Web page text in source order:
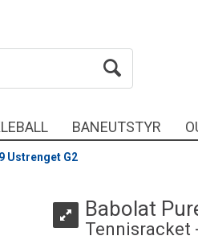
BANEUTSTYR
Ustrenget G2
Babolat
Tennisracket